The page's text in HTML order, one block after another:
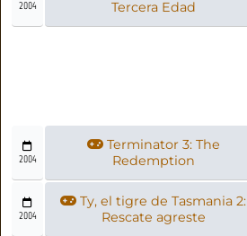
2004
Tercera Edad
2004
Terminator 3: The
Redemption
2004
Ty, el tigre de Tasmania 2:
Rescate agreste